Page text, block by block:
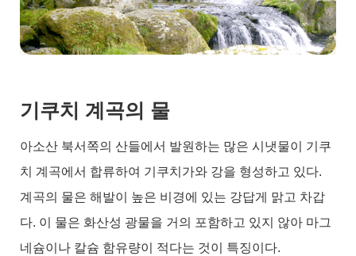
기쿠치 계곡의 물
아소산 북서쪽의 산들에서 발원하는 많은 시냇물이 기쿠
치 계곡에서 합류하여 기쿠치가와 강을 형성하고 있다.
계곡의 물은 해발이 높은 비경에 있는 강답게 맑고 차갑
다. 이 물은 화산성 광물을 거의 포함하고 있지 않아 마그
네슘이나 칼슘 함유량이 적다는 것이 특징이다.